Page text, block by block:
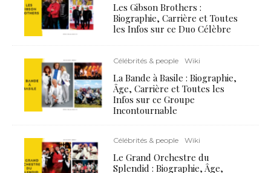
Les Gibson Brothers :
Biographie, Carrière et Toutes
les Infos sur ce Duo Célèbre
Célébrités & people Wiki
La Bande à Basile : Biographie,
Âge, Carrière et Toutes les
Infos sur ce Groupe
Incontournable
Célébrités & people Wiki
Le Grand Orchestre du
Splendid : Biographie, Âge,